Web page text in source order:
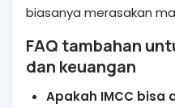
biasanya merasakan
FAQ tambahan
dan keuangan
Apakah IMCC bisa